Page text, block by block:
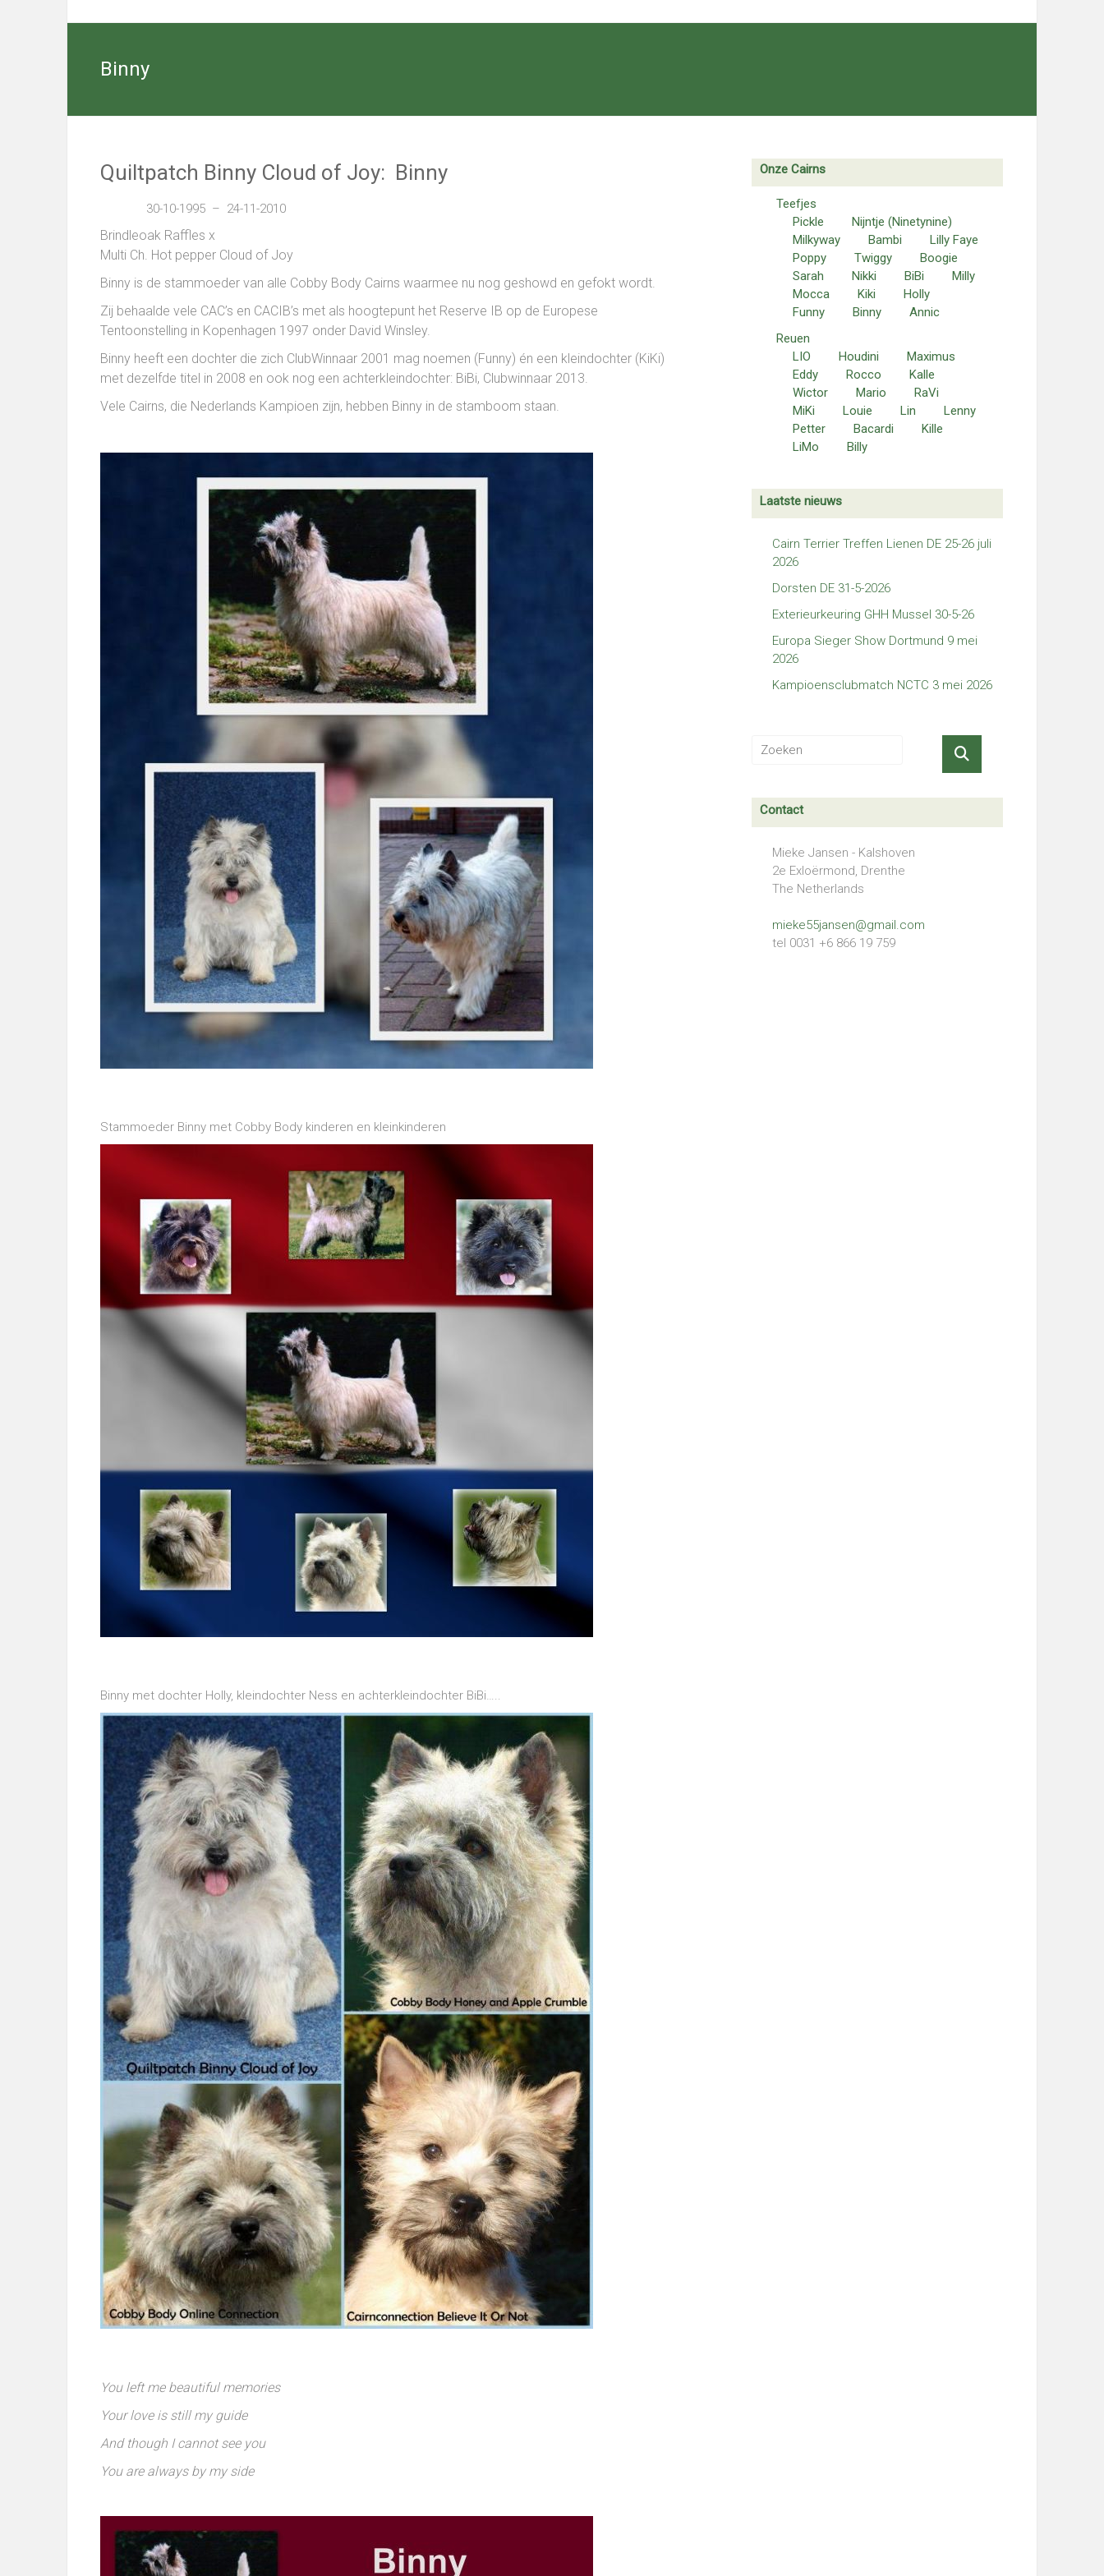
Terriers
kennel
Cairn
Terriers
Nieuwediep,
(NL)
Binny
Quiltpatch Binny Cloud of Joy: Binny
30-10-1995 – 24-11-2010
Brindleoak Raffles x
Multi Ch. Hot pepper Cloud of Joy
Binny is de stammoeder van alle Cobby Body Cairns waarmee nu nog geshowd en gefokt wordt.
Zij behaalde vele CAC’s en CACIB’s met als hoogtepunt het Reserve IB op de Europese
Tentoonstelling in Kopenhagen 1997 onder David Winsley.
Binny heeft een dochter die zich ClubWinnaar 2001 mag noemen (Funny) én een kleindochter (KiKi)
met dezelfde titel in 2008 en ook nog een achterkleindochter: BiBi, Clubwinnaar 2013.
Vele Cairns, die Nederlands Kampioen zijn, hebben Binny in de stamboom staan.
Stammoeder Binny met Cobby Body kinderen en kleinkinderen
Binny met dochter Holly, kleindochter Ness en achterkleindochter BiBi…..
You left me beautiful memories
Your love is still my guide
And though I cannot see you
You are always by my side
Onze Cairns
Teefjes
Pickle
Nijntje (Ninetynine)
Milkyway
Bambi
Lilly Faye
Poppy
Twiggy
Boogie
Sarah
Nikki BiBi
Milly
Mocca
Kiki
Holly
Funny
Binny
Annic
Reuen
LIO
Houdini
Maximus
Eddy
Rocco
Kalle
Wictor
Mario
RaVi
MiKi
Louie Lin
Lenny
Petter
Bacardi
Kille
LiMo
Billy
Laatste nieuws
Cairn Terrier Treffen Lienen DE 25-26 juli
2026
Dorsten DE 31-5-2026
Exterieurkeuring GHH Mussel 30-5-26
Europa Sieger Show Dortmund 9 mei
2026
Kampioensclubmatch NCTC 3 mei 2026
Contact
Mieke Jansen - Kalshoven
2e Exloërmond, Drenthe
The Netherlands
mieke55jansen@gmail.com
tel 0031 +6 866 19 759